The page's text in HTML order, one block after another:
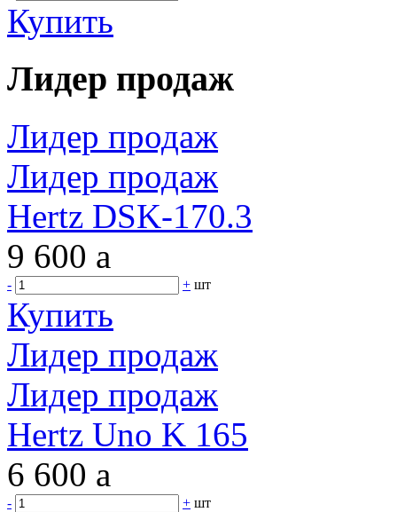
Купить
Лидер продаж
Лидер продаж
Лидер продаж
Hertz DSK-170.3
9 600 a
- + шт
Купить
Лидер продаж
Лидер продаж
Hertz Uno K 165
6 600 a
- + шт